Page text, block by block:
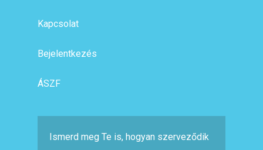
Kapcsolat
Bejelentkezés
ÁSZF
Ismerd meg Te is, hogyan szerveződik